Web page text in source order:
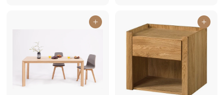
,
0
1
.
3
4
0
0
0
Aggiungi al carrello Aggiungi al carrello